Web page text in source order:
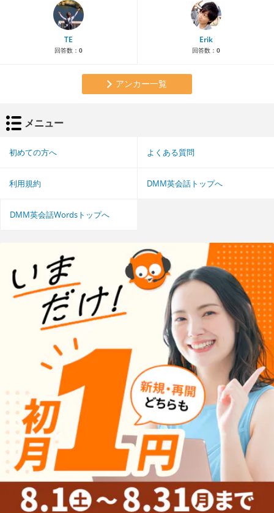
TE
回答数： 0
Erik
回答数： 0
アンカー一覧
メニュー
初めての方へ よくある質問
利用規約 DMM英会話トップへ
DMM英会話Wordsトップへ